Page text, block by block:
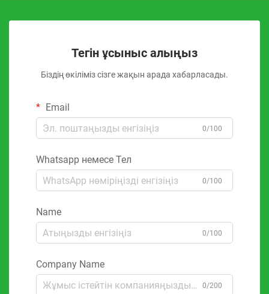
Тегін ұсыныс алыңыз
Біздің өкіліміз сізге жақын арада хабарласады.
Email
0/100
Whatsapp немесе Тел
0/100
Name
0/100
Company Name
0/200